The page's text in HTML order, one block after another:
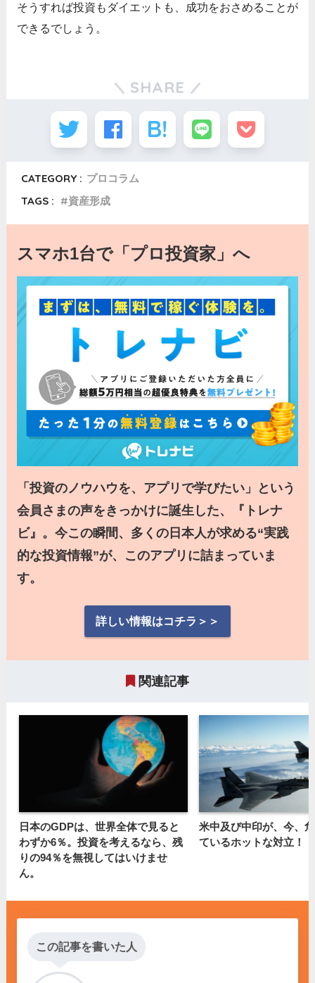
そうすれば投資もダイエットも、成功をおさめることが
できるでしょう。
SHARE
CATEGORY : プロコラム
TAGS :
資産形成
スマホ1台で「プロ投資家」へ
「投資のノウハウを、アプリで学びたい」という
会員さまの声をきっかけに誕生した、『トレナ
ビ』。今この瞬間、多くの日本人が求める“実践
的な投資情報”が、このアプリに詰まっていま
す。
詳しい情報はコチラ＞＞
関連記事
日本のGDPは、世界全体で見ると
わずか6％。投資を考えるなら、残
りの94％を無視してはいけませ
ん。
米中及び中印が、今、
ているホットな対立！
この記事を書いた人